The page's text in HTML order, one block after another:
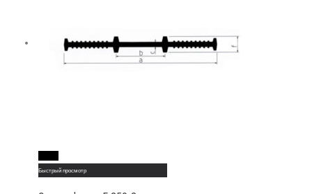
Быстрый просмотр